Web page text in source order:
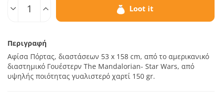
Loot it
Περιγραφή
Αφίσα Πόρτας, διαστάσεων 53 x 158 cm, από το αμερικανικό
διαστημικό Γουέστερν The Mandalorian- Star Wars, από
υψηλής ποιότητας γυαλιστερό χαρτί 150 gr.